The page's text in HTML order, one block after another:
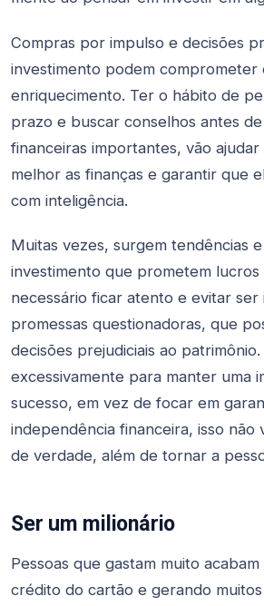
Compras por impulso e decisões
investimento podem comprometer
enriquecimento. Ter o hábito de
prazo e buscar conselhos antes
financeiras importantes, vão
melhor as finanças e garantir que
com inteligência.
Muitas vezes, surgem tendências
investimento que prometem
necessário ficar atento e evitar
promessas questionadoras, que
decisões prejudiciais ao
excessivamente para manter uma
sucesso, em vez de focar em
independência financeira, isso não
de verdade, além de tornar a
Ser um milionário
Pessoas que gastam muito
crédito do cartão e gerando